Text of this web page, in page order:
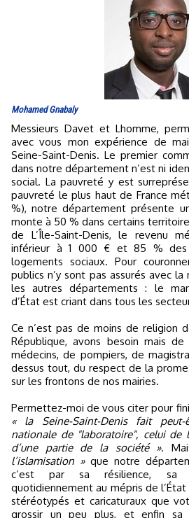
Mohamed Gnabaly
Messieurs Davet et Lhomme, permettez-moi de partager
avec vous mon expérience de
Seine-Saint-Denis. Le premier
dans notre département n’est ni
social. La pauvreté y est
pauvreté le plus haut de France
%), notre département présente
monte à 50 % dans certains
de L’Île-Saint-Denis, le revenu
inférieur à 1 000 € et 85 % des
logements sociaux. Pour
publics n’y sont pas assurés avec
les autres départements : le
d’État est criant dans tous les
Ce n’est pas de moins de religion
République, avons besoin mais de
médecins, de pompiers, de
dessus tout, du respect de la
sur les frontons de nos mairies.
Permettez-moi de vous citer pour
« la Seine-Saint-Denis fait
nationale de "laboratoire", celui de
d’une partie de la société ».
l’islamisation »que notre
c’est par sa résilience, sa
quotidiennement au mépris de
stéréotypés et caricaturaux que
grossir un peu plus, et enfin sa